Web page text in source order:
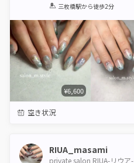
1 2 3 4 5
三枚橋駅から徒歩2分
¥6,600
空き状況
RIUA_masami
private salon RIUA-リウア-